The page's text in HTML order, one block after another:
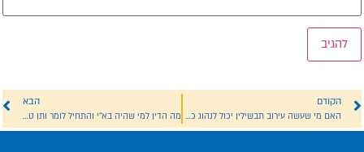
הקודם
האם מי שעשה עירוב תבשילין יכול לנהוג כרגיל ולבשל לשבת וכדו' עד סמוך לשקיעה?
הבא
מה הדין למי שהיה בא"י והתחיל לומר ותן טל ומטר בז' בחשון, ועתה נוסע לחו"ל כיצד ינהג לענין הזכרה זו האם כבני א"י או כבני חו"ל?